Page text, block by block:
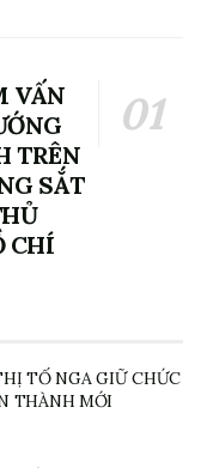
VẤN
TRÊN
SẮT
CHÍ
TỐ NGA GIỮ CHỨC
THÀNH MỚI